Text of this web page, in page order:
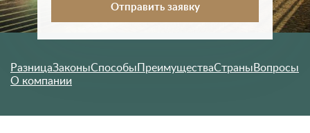
РазницаЗаконыСпособы ПреимуществаСтраны Вопросы
О компании